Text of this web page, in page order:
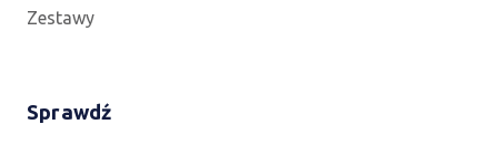
Zestawy
Sprawdź